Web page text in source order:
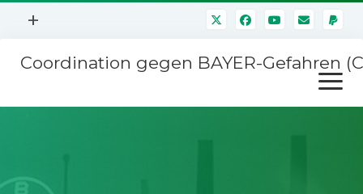
Menü
+
Mitmachen
Kontakt
Coordination gegen BAYER-Gefahren
Menü
öffnen